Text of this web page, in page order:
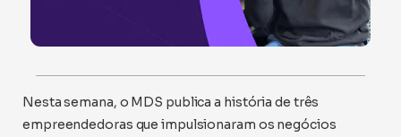
Nesta semana, o MDS publica a história de três
empreendedoras que impulsionaram os negócios